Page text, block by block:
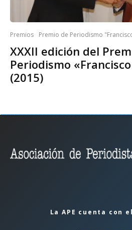
Premios Premio de Periodismo
XXXII edición del
Periodismo
(2015)
La APE cuenta con